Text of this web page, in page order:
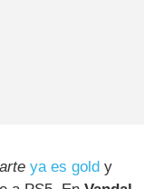
ya es gold y